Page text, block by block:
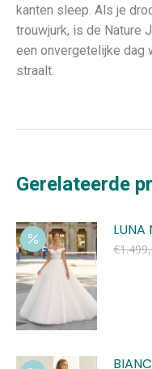
kanten sleep. Als je
trouwjurk, is de Nature
een onvergetelijke dag
straalt.
Gerelateerde
LUNA
€